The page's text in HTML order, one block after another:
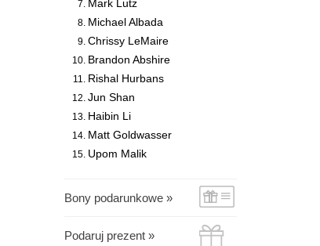
Mark Lutz
Michael Albada
Chrissy LeMaire
Brandon Abshire
Rishal Hurbans
Jun Shan
Haibin Li
Matt Goldwasser
Upom Malik
Bony podarunkowe »
Podaruj prezent »